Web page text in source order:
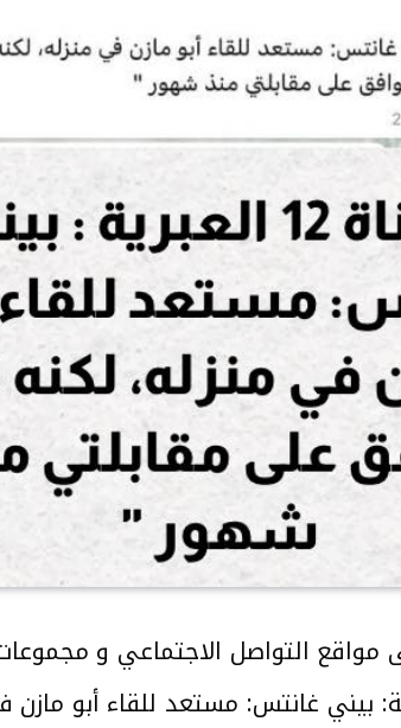
مواقع التواصل الاجتماعي و